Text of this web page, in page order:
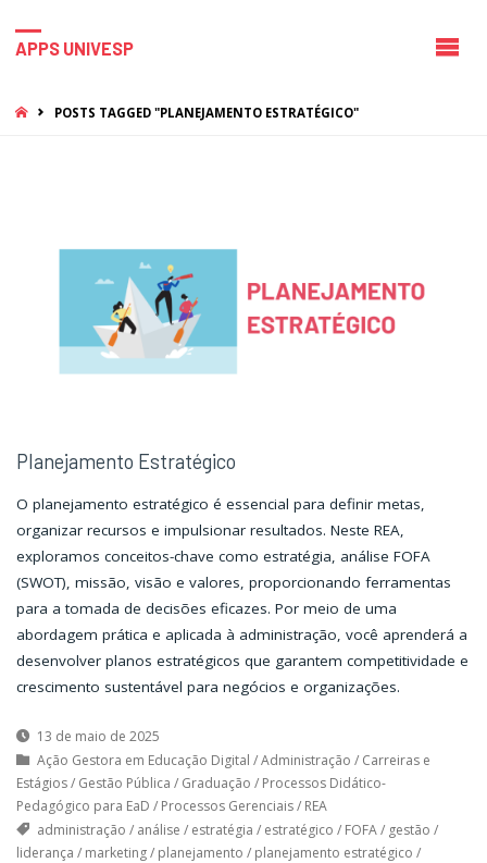
APPS UNIVESP
HOMEPOSTS TAGGED "PLANEJAMENTO ESTRATÉGICO"
Planejamento Estratégico
O planejamento estratégico é essencial para definir metas,
organizar recursos e impulsionar resultados. Neste REA,
exploramos conceitos-chave como estratégia, análise FOFA
(SWOT), missão, visão e valores, proporcionando ferramentas
para a tomada de decisões eficazes. Por meio de uma
abordagem prática e aplicada à administração, você aprenderá a
desenvolver planos estratégicos que garantem competitividade e
crescimento sustentável para negócios e organizações.
13 de maio de 2025
Ação Gestora em Educação Digital /Administração / Carreiras e
Estágios/ Gestão Pública / Graduação / Processos Didático-
Pedagógico para EaD / Processos Gerenciais/ REA
administração / análise / estratégia / estratégico / FOFA/ gestão /
liderança / marketing/ planejamento / planejamento estratégico /